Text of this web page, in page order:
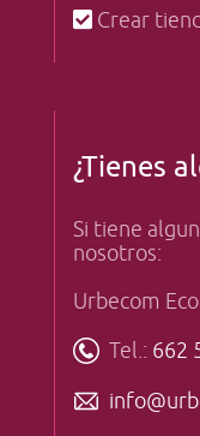
Crear
¿Tienes
Si tiene
nosotros:
Urbecom
Tel.: 662